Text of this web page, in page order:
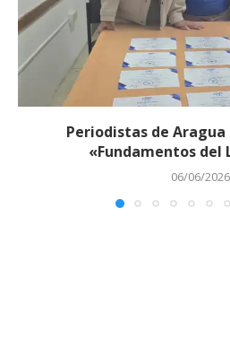
Periodistas de Aragua
«Fundamentos del
06/06/2026